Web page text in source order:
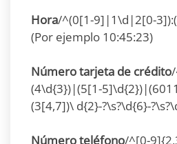
Hora/^(0[1-9]|1\d|2[0-
(Por ejemplo 10:45:23)
Número tarjeta de crédito
(4\d{3})|(5[1-
(3[4,7])\ d{2}-?\s?\d{6}-
Número teléfono/^[0-